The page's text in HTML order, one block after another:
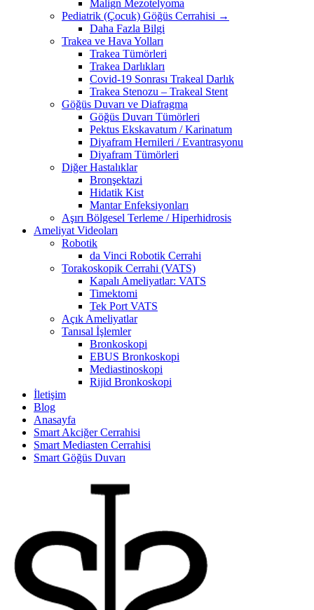
Malign Mezotelyoma
Pediatrik (Çocuk) Göğüs Cerrahisi →
Daha Fazla Bilgi
Trakea ve Hava Yolları
Trakea Tümörleri
Trakea Darlıkları
Covid-19 Sonrası Trakeal Darlık
Trakea Stenozu – Trakeal Stent
Göğüs Duvarı ve Diafragma
Göğüs Duvarı Tümörleri
Pektus Ekskavatum / Karinatum
Diyafram Hernileri / Evantrasyonu
Diyafram Tümörleri
Diğer Hastalıklar
Bronşektazi
Hidatik Kist
Mantar Enfeksiyonları
Aşırı Bölgesel Terleme / Hiperhidrosis
Ameliyat Videoları
Robotik
da Vinci Robotik Cerrahi
Torakoskopik Cerrahi (VATS)
Kapalı Ameliyatlar: VATS
Timektomi
Tek Port VATS
Açık Ameliyatlar
Tanısal İşlemler
Bronkoskopi
EBUS Bronkoskopi
Mediastinoskopi
Rijid Bronkoskopi
İletişim
Blog
Anasayfa
Smart Akciğer Cerrahisi
Smart Mediasten Cerrahisi
Smart Göğüs Duvarı